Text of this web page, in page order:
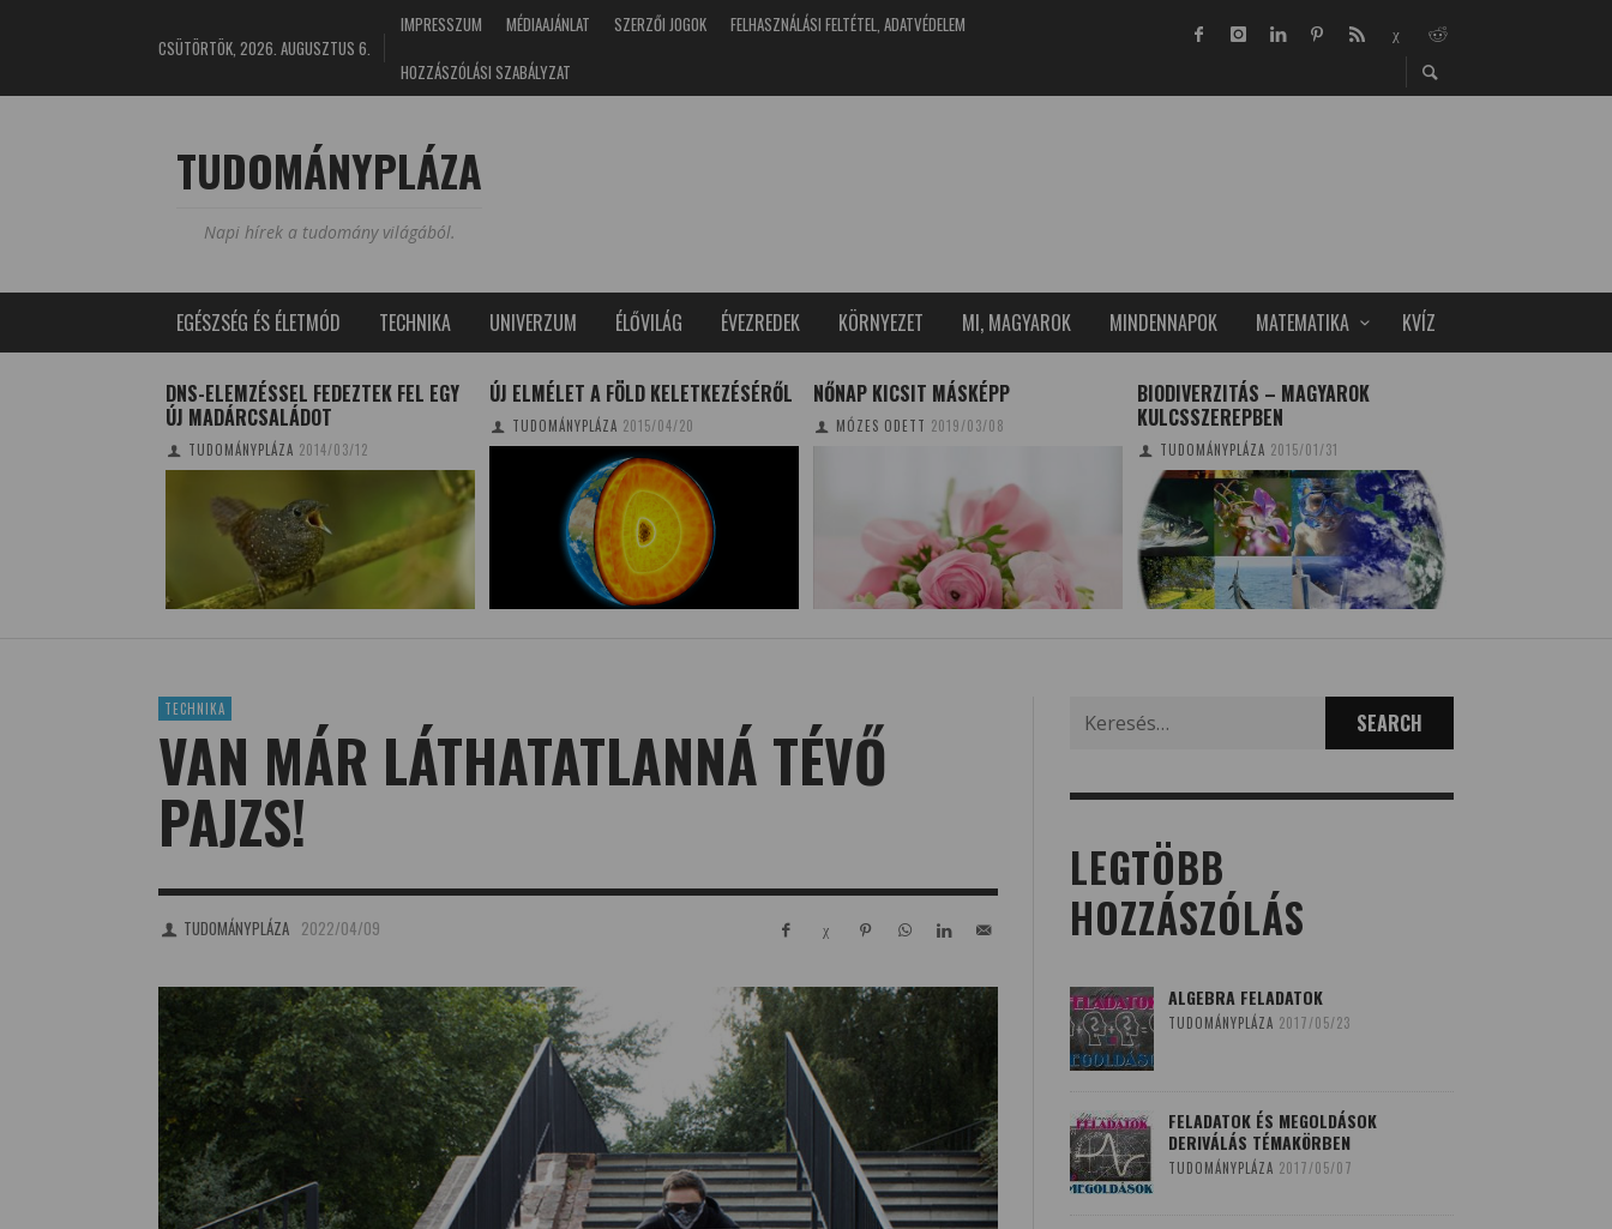
CSÜTÖRTÖK, 2026. AUGUSZTUS 6.
IMPRESSZUM MÉDIAAJÁNLAT SZERZŐI JOGOK
FELHASZNÁLÁSI FELTÉTEL, ADATVÉDELEM
HOZZÁSZÓLÁSI SZABÁLYZAT
TUDOMÁNYPLÁZA
Napi hírek a tudomány világából.
EGÉSZSÉG ÉS ÉLETMÓD TECHNIKA UNIVERZUM ÉLŐVILÁG ÉVEZREDEK KÖRNYEZET MI, MAGYAROK MINDENNAPOK MATEMATIKA KVÍZ
DNS-ELEMZÉSSEL FEDEZTEK FEL EGY
ÚJ MADÁRCSALÁDOT
TUDOMÁNYPLÁZA 2014/03/12
ÚJ ELMÉLET A FÖLD KELETKEZÉSÉRŐL
TUDOMÁNYPLÁZA 2015/04/20
NŐNAP KICSIT MÁSKÉPP
MÓZES ODETT 2019/03/08
BIODIVERZITÁS – MAGYAROK
KULCSSZEREPBEN
TUDOMÁNYPLÁZA 2015/01/31
TECHNIKA
VAN MÁR LÁTHATATLANNÁ TÉVŐ
PAJZS!
TUDOMÁNYPLÁZA 2022/04/09
for:
LEGTÖBB
HOZZÁSZÓLÁS
ALGEBRA FELADATOK
TUDOMÁNYPLÁZA 2017/05/23
FELADATOK ÉS MEGOLDÁSOK
DERIVÁLÁS TÉMAKÖRBEN
TUDOMÁNYPLÁZA 2017/05/07